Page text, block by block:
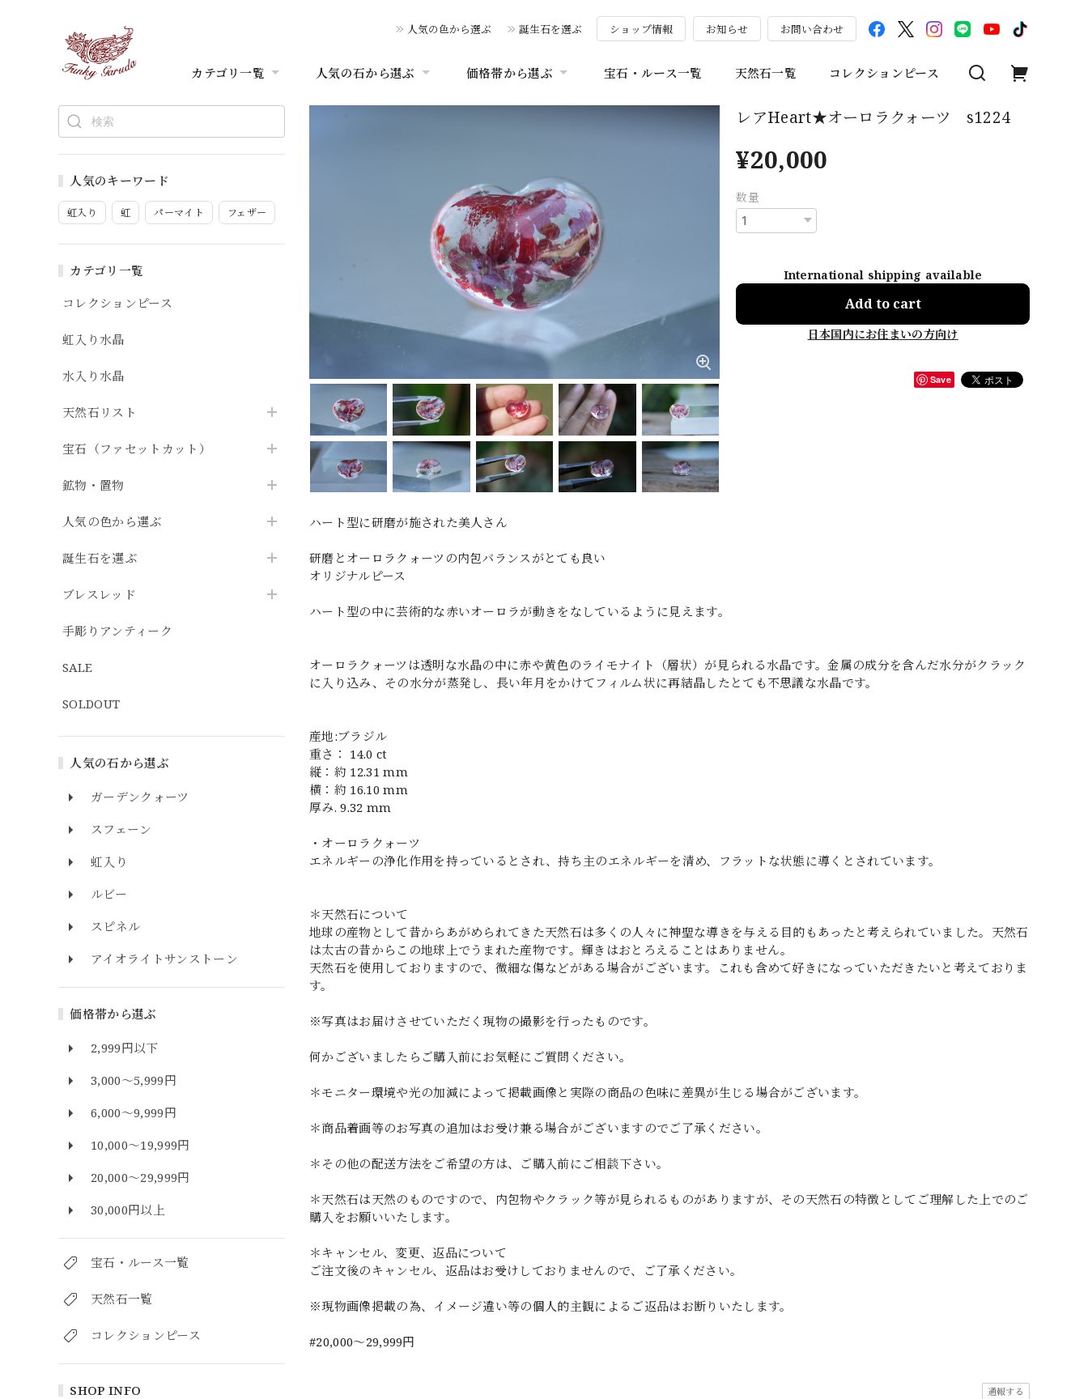
人気の色から選ぶ 誕生石を選ぶ ショップ情報 お知らせ お問い合わせ
カテゴリ一覧 人気の石から選ぶ 価格帯から選ぶ 宝石・ルース一覧 天然石一覧 コレクションピース
人気のキーワード
虹入り 虹 パーマイト フェザー
カテゴリ一覧
コレクションピース
虹入り水晶
水入り水晶
天然石リスト
宝石（ファセットカット）
鉱物・置物
人気の色から選ぶ
誕生石を選ぶ
ブレスレッド
手彫りアンティーク
SALE
SOLDOUT
人気の石から選ぶ
ガーデンクォーツ
スフェーン
虹入り
ルビー
スピネル
アイオライトサンストーン
価格帯から選ぶ
2,999円以下
3,000～5,999円
6,000～9,999円
10,000～19,999円
20,000～29,999円
30,000円以上
宝石・ルース一覧
天然石一覧
コレクションピース
SHOP INFO
レアHeart★オーロラクォーツ s1224
¥20,000
数量
International shipping available
Add to cart
日本国内にお住まいの方向け
Save
ハート型に研磨が施された美人さん
研磨とオーロラクォーツの内包バランスがとても良い
オリジナルピース
ハート型の中に芸術的な赤いオーロラが動きをなしているように見えます。
オーロラクォーツは透明な水晶の中に赤や黄色のライモナイト（層状）が見られる水晶です。金属の成分を含んだ水分がクラック
に入り込み、その水分が蒸発し、長い年月をかけてフィルム状に再結晶したとても不思議な水晶です。
産地:ブラジル
重さ： 14.0 ct
縦：約 12.31 mm
横：約 16.10 mm
厚み. 9.32 mm
・オーロラクォーツ
エネルギーの浄化作用を持っているとされ、持ち主のエネルギーを清め、フラットな状態に導くとされています。
＊天然石について
地球の産物として昔からあがめられてきた天然石は多くの人々に神聖な導きを与える目的もあったと考えられていました。天然石
は太古の昔からこの地球上でうまれた産物です。輝きはおとろえることはありません。
天然石を使用しておりますので、微細な傷などがある場合がございます。これも含めて好きになっていただきたいと考えておりま
す。
※写真はお届けさせていただく現物の撮影を行ったものです。
何かございましたらご購入前にお気軽にご質問ください。
＊モニター環境や光の加減によって掲載画像と実際の商品の色味に差異が生じる場合がございます。
＊商品着画等のお写真の追加はお受け兼る場合がございますのでご了承ください。
＊その他の配送方法をご希望の方は、ご購入前にご相談下さい。
＊天然石は天然のものですので、内包物やクラック等が見られるものがありますが、その天然石の特徴としてご理解した上でのご
購入をお願いいたします。
＊キャンセル、変更、返品について
ご注文後のキャンセル、返品はお受けしておりませんので、ご了承ください。
※現物画像掲載の為、イメージ違い等の個人的主観によるご返品はお断りいたします。
#20,000～29,999円
通報する